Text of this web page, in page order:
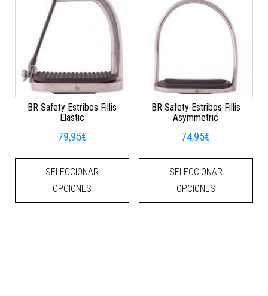
BR Safety Estribos Fillis
Elastic
79,95€
SELECCIONAR
OPCIONES
Este producto tiene múltiples
BR Safety Estribos Fillis
Asymmetric
74,95€
SELECCIONAR
OPCIONES